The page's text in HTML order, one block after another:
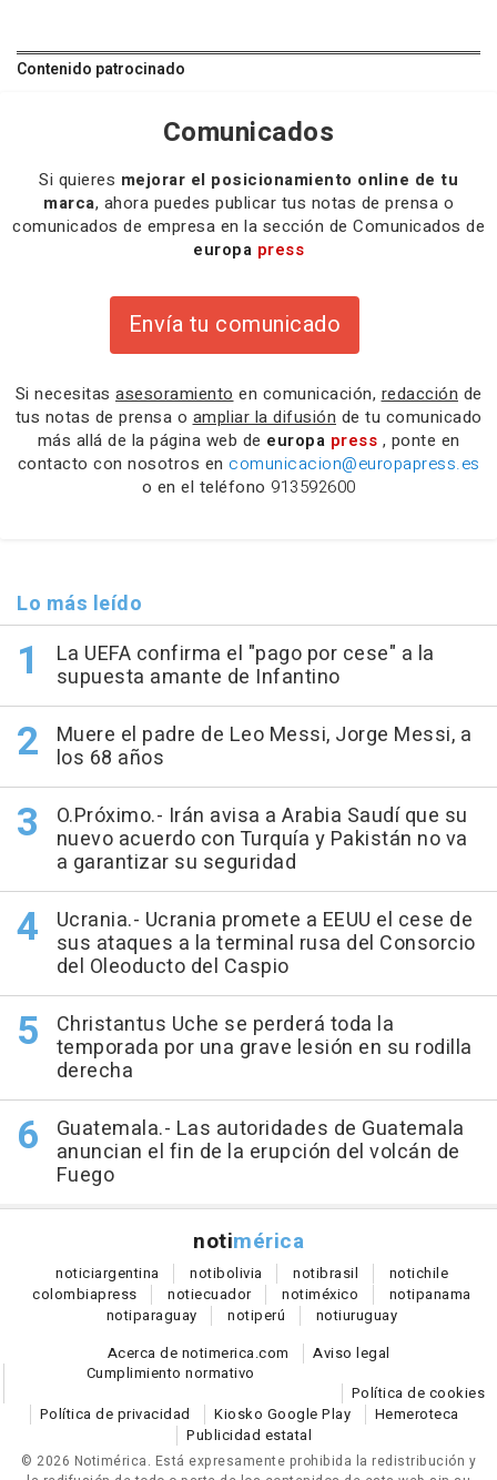
Contenido patrocinado
Comunicados
Si quieres mejorar el posicionamiento online de tu
marca, ahora puedes publicar tus notas de prensa o
comunicados de empresa en la sección de Comunicados de
europa press
Envía tu comunicado
Si necesitas asesoramiento en comunicación, redacción de
tus notas de prensa o ampliar la difusión de tu comunicado
más allá de la página web de europa press , ponte en
contacto con nosotros en comunicacion@europapress.es
o en el teléfono 913592600
Lo más leído
La UEFA confirma el "pago por cese" a la
supuesta amante de Infantino
Muere el padre de Leo Messi, Jorge Messi, a
los 68 años
O.Próximo.- Irán avisa a Arabia Saudí que su
nuevo acuerdo con Turquía y Pakistán no va
a garantizar su seguridad
Ucrania.- Ucrania promete a EEUU el cese de
sus ataques a la terminal rusa del Consorcio
del Oleoducto del Caspio
Christantus Uche se perderá toda la
temporada por una grave lesión en su rodilla
derecha
Guatemala.- Las autoridades de Guatemala
anuncian el fin de la erupción del volcán de
Fuego
notimérica
noticiargentina notibolivia notibrasil notichile
colombiapress notiecuador notiméxico notipanama
notiparaguay notiperú notiuruguay
Acerca de notimerica.com
Aviso legal
Cumplimiento normativo
Política de cookies
Política de privacidad
Kiosko Google Play
Hemeroteca
Publicidad estatal
© 2026 Notimérica. Está expresamente prohibida la redistribución y